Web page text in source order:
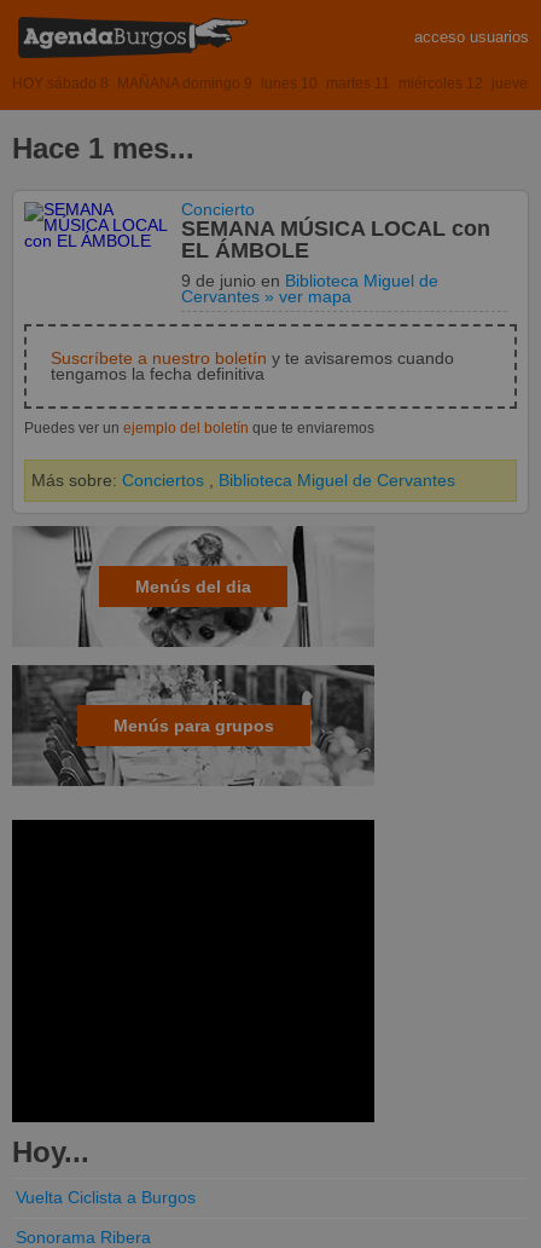
acceso usuarios
HOY sábado 8 MAÑANA domingo 9 lunes 10 martes 11 miércoles 12 jueves
Hace 1 mes...
Concierto
SEMANA MÚSICA LOCAL con
EL ÁMBOLE
9 de junioen Biblioteca Miguel de
Cervantes » ver mapa
Suscríbete a nuestro boletín y te avisaremos cuando
tengamos la fecha definitiva
Puedes ver un ejemplo del boletín que te enviaremos
Más sobre: Conciertos Biblioteca Miguel de Cervantes
Menús del dia
Menús para grupos
Hoy...
Vuelta Ciclista a Burgos
Sonorama Ribera